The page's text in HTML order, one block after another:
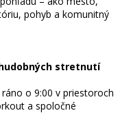
pohyb a komunitný
stretnutí
o 9:00 v priestoroch
a spoločné